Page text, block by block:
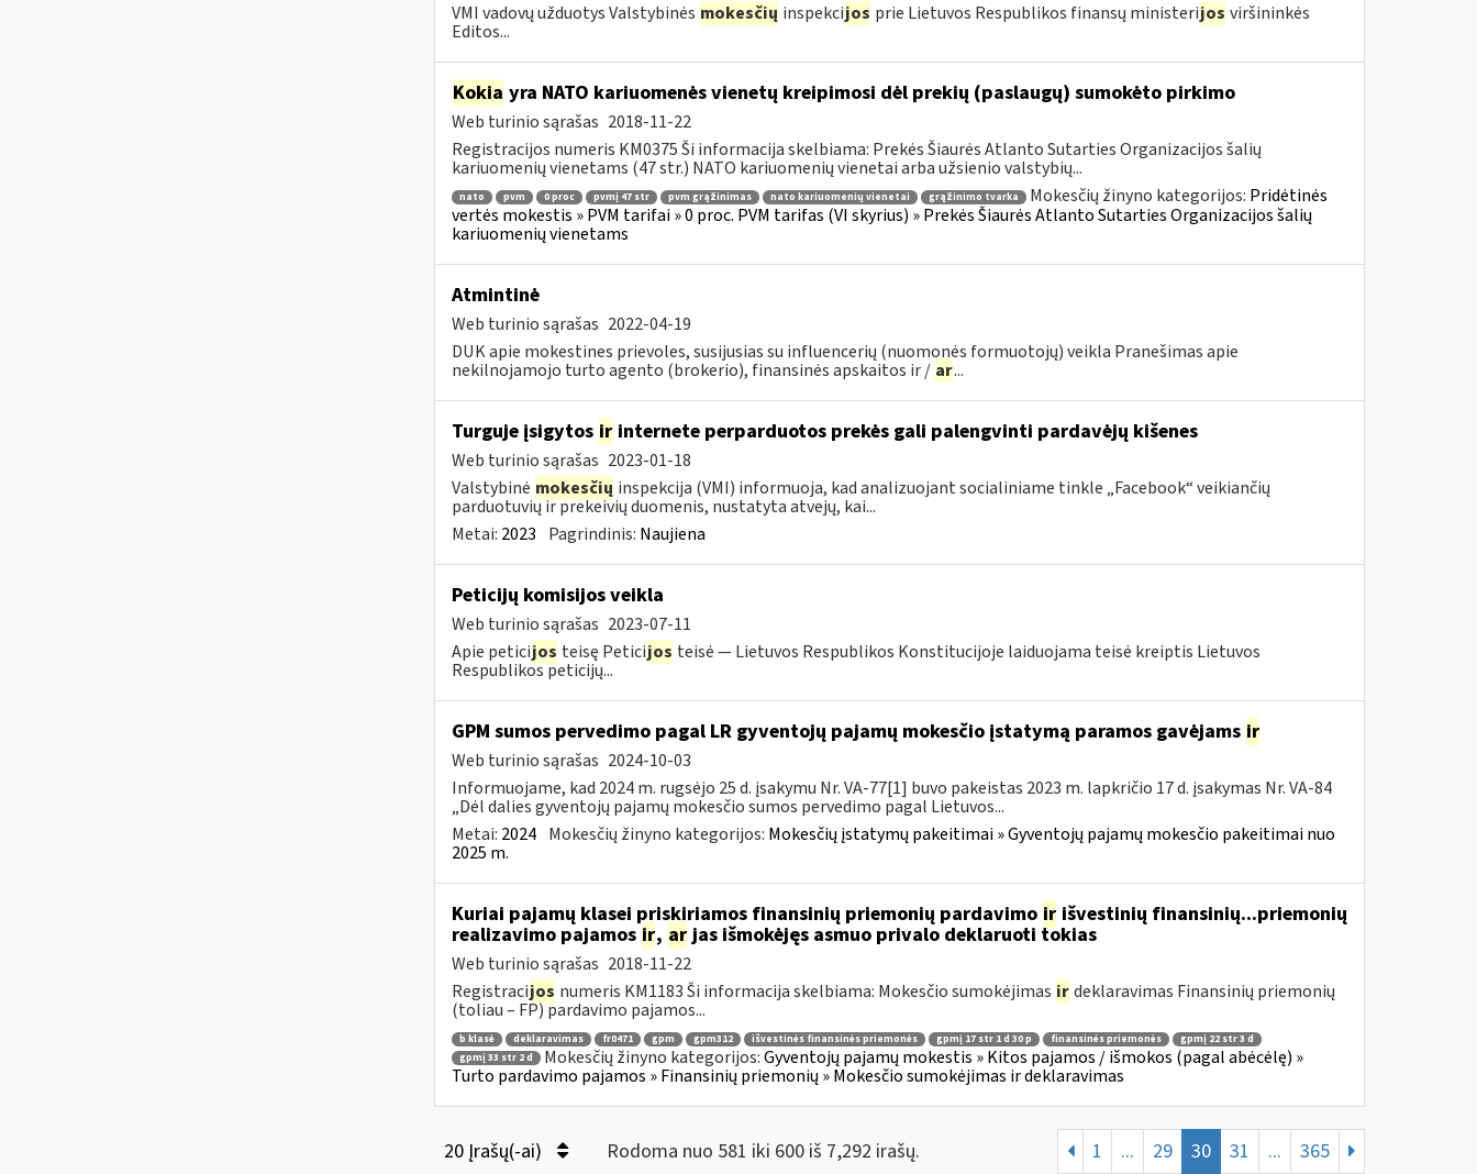
VMI vadovų užduotys Valstybinės mokesčių inspekcijos prie Lietuvos Respublikos finansų ministerijos viršininkės
Editos...
Kokia yra NATO kariuomenės vienetų kreipimosi dėl prekių (paslaugų) sumokėto pirkimo
Web turinio sąrašas 2018-11-22
Registracijos numeris KM0375 Ši informacija skelbiama: Prekės Šiaurės Atlanto Sutarties Organizacijos šalių
kariuomenių vienetams (47 str.) NATO kariuomenių vienetai arba užsienio valstybių...
nato pvm 0 proc pvmį 47 str pvm grąžinimas nato kariuomenių vienetai grąžinimo tvarka Mokesčių žinyno kategorijos: Pridėtinės
vertės mokestis » PVM tarifai » 0 proc. PVM tarifas (VI skyrius) » Prekės Šiaurės Atlanto Sutarties Organizacijos šalių
kariuomenių vienetams
Atmintinė
Web turinio sąrašas 2022-04-19
DUK apie mokestines prievoles, susijusias su influencerių (nuomonės formuotojų) veikla Pranešimas apie
nekilnojamojo turto agento (brokerio), finansinės apskaitos ir / ar...
Turguje įsigytos irinternete perparduotos prekės gali palengvinti pardavėjų kišenes
Web turinio sąrašas 2023-01-18
Valstybinė mokesčių inspekcija (VMI) informuoja, kad analizuojant socialiniame tinkle „Facebook“ veikiančių
parduotuvių ir prekeivių duomenis, nustatyta atvejų, kai...
Metai: 2023 Pagrindinis: Naujiena
Peticijų komisijos veikla
Web turinio sąrašas 2023-07-11
Apie peticijos teisę Peticijos teisė — Lietuvos Respublikos Konstitucijoje laiduojama teisė kreiptis Lietuvos
Respublikos peticijų...
GPM sumos pervedimo pagal LR gyventojų pajamų mokesčio įstatymą paramos gavėjams ir
Web turinio sąrašas 2024-10-03
Informuojame, kad 2024 m. rugsėjo 25 d. įsakymu Nr. VA-77[1] buvo pakeistas 2023 m. lapkričio 17 d. įsakymas Nr. VA-84
„Dėl dalies gyventojų pajamų mokesčio sumos pervedimo pagal Lietuvos...
Metai: 2024 Mokesčių žinyno kategorijos: Mokesčių įstatymų pakeitimai » Gyventojų pajamų mokesčio pakeitimai nuo
2025 m.
Kuriai pajamų klasei priskiriamos finansinių priemonių pardavimo irišvestinių finansinių...priemonių
realizavimo pajamos ir, arjas išmokėjęs asmuo privalo deklaruoti tokias
Web turinio sąrašas 2018-11-22
Registracijos numeris KM1183 Ši informacija skelbiama: Mokesčio sumokėjimas ir deklaravimas Finansinių priemonių
(toliau – FP) pardavimo pajamos...
b klasė deklaravimas fr0471 gpm gpm312 išvestinės finansinės priemonės gpmį 17 str 1 d 30 p finansinės priemonės
gpmį 22 str 3 d
gpmį 33 str 2 d
Mokesčių žinyno kategorijos:Gyventojų pajamų mokestis » Kitos pajamos / išmokos (pagal abėcėlę) »
Turto pardavimo pajamos » Finansinių priemonių » Mokesčio sumokėjimas ir deklaravimas
20 Įrašų(-ai) Rodoma nuo 581 iki 600 iš 7,292 irašų. 1 ... 29 30 31 ... 365